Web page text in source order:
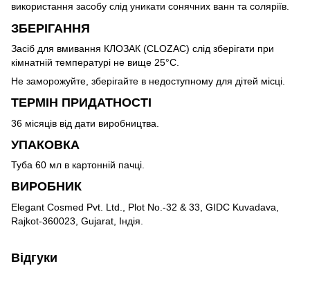
використання засобу слід уникати сонячних ванн та соляріїв.
ЗБЕРІГАННЯ
Засіб для вмивання КЛОЗАК (CLOZAC) слід зберігати при
кімнатній температурі не вище 25°C.
Не заморожуйте, зберігайте в недоступному для дітей місці.
ТЕРМІН ПРИДАТНОСТІ
36 місяців від дати виробництва.
УПАКОВКА
Туба 60 мл в картонній пачці.
ВИРОБНИК
Elegant Cosmed Pvt. Ltd., Plot No.-32 & 33, GIDC Kuvadаva,
Rajkot-360023, Gujarat, Індія.
Відгуки